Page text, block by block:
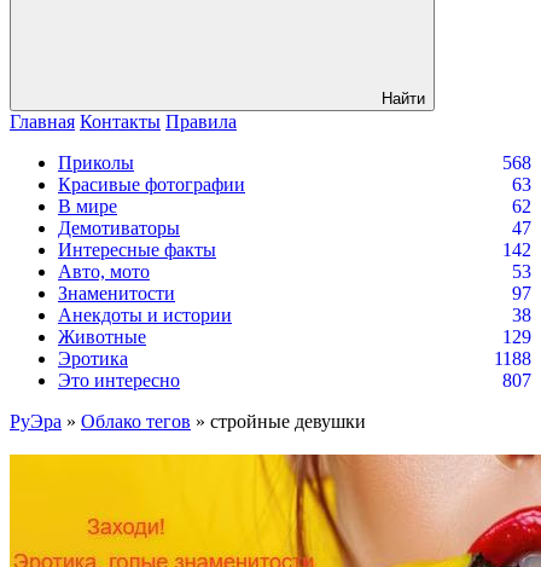
Найти
Главная Контакты Правила
Приколы
568
Красивые фотографии
63
В мире
62
Демотиваторы
47
Интересные факты
142
Авто, мото
53
Знаменитости
97
Анекдоты и истории
38
Животные
129
Эротика
1188
Это интересно
807
РуЭра » Облако тегов » стройные девушки